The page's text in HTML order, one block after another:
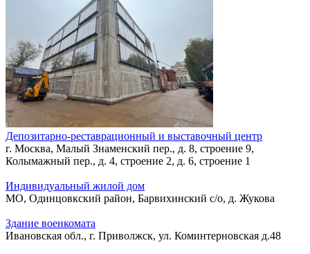
Депозитарно-реставрационный и выставочный центр
г. Москва, Малый Знаменский пер., д. 8, строение 9,
Колымажный пер., д. 4, строение 2, д. 6, строение 1
Индивидуальный жилой дом
МО, Одинцовкский район, Барвихинский с/о, д. Жукова
Здание военкомата
Ивановская обл., г. Приволжск, ул. Коминтерновская д.48